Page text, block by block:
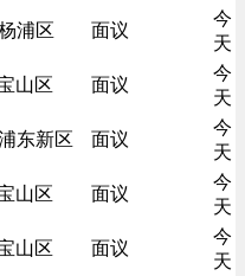
浦区 面议
今
天
山区 面议
今
天
浦东新区 面议
今
天
山区 面议
今
天
山区 面议
今
天